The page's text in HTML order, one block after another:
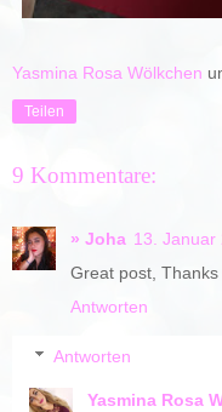
Yasmina Rosa Wölkchen
Teilen
9 Kommentare:
» Joha 13. Januar
Great post,
Antworten
Antworten
Yasmina Rosa